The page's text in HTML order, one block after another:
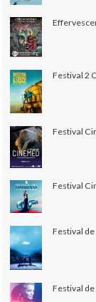
Festival 2
Festival
Festival
Festival
Festival